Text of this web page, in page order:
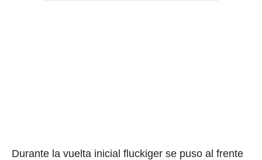
Durante la vuelta inicial fluckiger se puso al frente